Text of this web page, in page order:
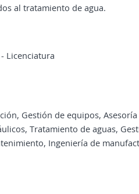
al tratamiento de agua.
Licenciatura
Gestión de equipos,
Tratamiento de aguas,
Ingeniería de